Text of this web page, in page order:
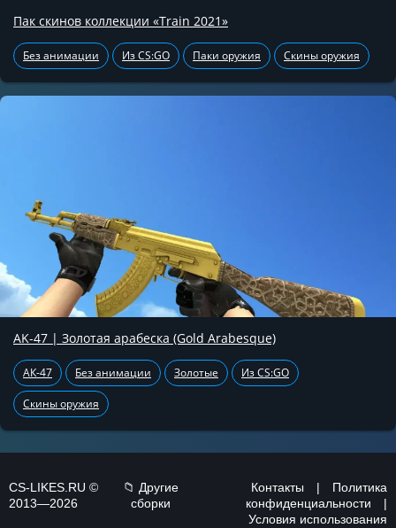
Пак скинов коллекции «Train 2021»
Без анимации Из CS:GO Паки оружия Скины оружия
AK-47 | Золотая арабеска (Gold Arabesque)
АК-47 Без анимации Золотые Из CS:GO
Скины оружия
CS-LIKES.RU ©
2013—2026
📁 Другие
сборки
Контакты |
Политика
конфиденциальности
|
Условия использования